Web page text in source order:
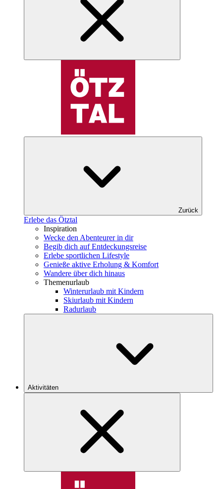
Zurück
Erlebe das Ötztal
Inspiration
Wecke den Abenteurer in dir
Begib dich auf Entdeckungsreise
Erlebe sportlichen Lifestyle
Genieße aktive Erholung & Komfort
Wandere über dich hinaus
Themenurlaub
Winterurlaub mit Kindern
Skiurlaub mit Kindern
Radurlaub
Aktivitäten